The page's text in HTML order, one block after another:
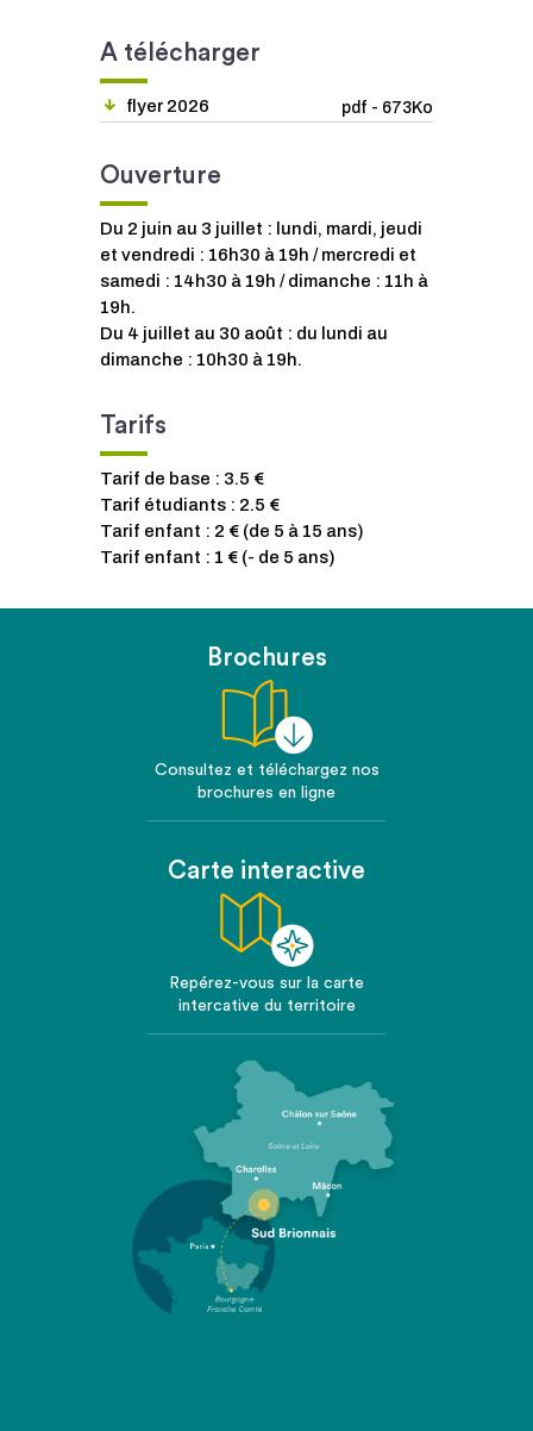
A télécharger
flyer 2026 pdf - 673Ko
Ouverture
Du 2 juin au 3 juillet : lundi, mardi, jeudi
et vendredi : 16h30 à 19h / mercredi et
samedi : 14h30 à 19h / dimanche : 11h à
19h.
Du 4 juillet au 30 août : du lundi au
dimanche : 10h30 à 19h.
Tarifs
Tarif de base : 3.5 €
Tarif étudiants : 2.5 €
Tarif enfant : 2 € (de 5 à 15 ans)
Tarif enfant : 1 € (- de 5 ans)
Brochures
Consultez et téléchargez nos
brochures en ligne
Carte interactive
Repérez-vous sur la carte
intercative du territoire